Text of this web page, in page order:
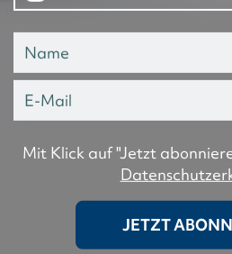
Mit Klick auf "Jetzt